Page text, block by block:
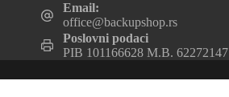
Email:
office@backupshop.rs
Poslovni podaci
PIB 101166628 M.B. 62272147